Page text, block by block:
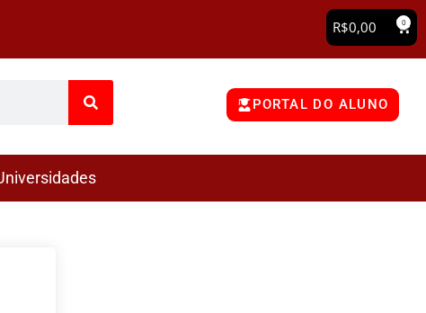
R$0,00 0
PORTAL DO ALUNO